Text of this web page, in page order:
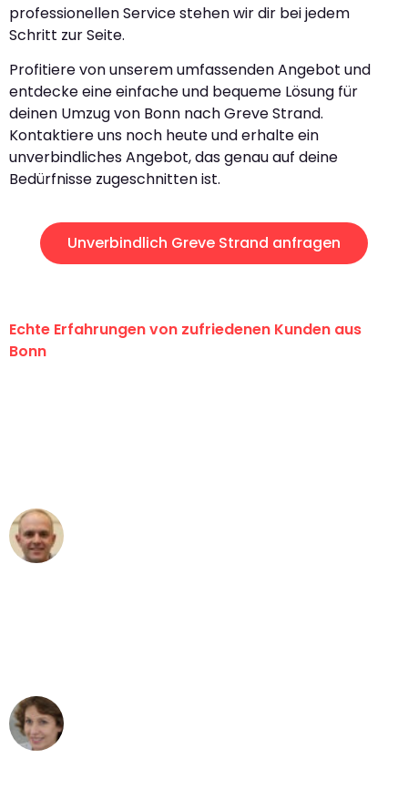
professionellen Service stehen wir dir bei jedem
Schritt zur Seite.
Profitiere von unserem umfassenden Angebot und
entdecke eine einfache und bequeme Lösung für
deinen Umzug von Bonn nach Greve Strand.
Kontaktiere uns noch heute und erhalte ein
unverbindliches Angebot, das genau auf deine
Bedürfnisse zugeschnitten ist.
Unverbindlich Greve Strand anfragen
Echte Erfahrungen von zufriedenen Kunden aus
Bonn